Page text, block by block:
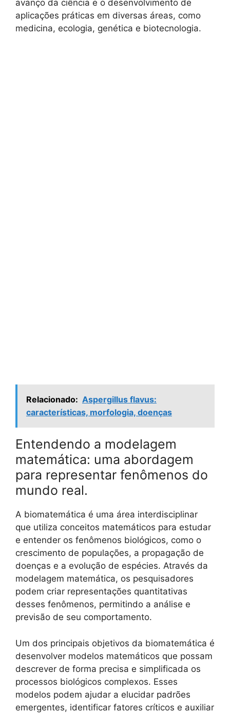
avanço da ciência e o desenvolvimento de
aplicações práticas em diversas áreas, como
medicina, ecologia, genética e biotecnologia.
Relacionado: Aspergillus flavus:
características, morfologia, doenças
Entendendo a modelagem
matemática: uma abordagem
para representar fenômenos do
mundo real.
A biomatemática é uma área interdisciplinar
que utiliza conceitos matemáticos para estudar
e entender os fenômenos biológicos, como o
crescimento de populações, a propagação de
doenças e a evolução de espécies. Através da
modelagem matemática, os pesquisadores
podem criar representações quantitativas
desses fenômenos, permitindo a análise e
previsão de seu comportamento.
Um dos principais objetivos da biomatemática é
desenvolver modelos matemáticos que possam
descrever de forma precisa e simplificada os
processos biológicos complexos. Esses
modelos podem ajudar a elucidar padrões
emergentes, identificar fatores críticos e auxiliar